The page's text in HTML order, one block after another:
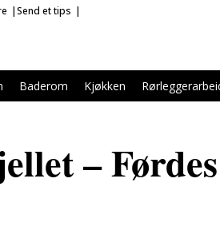
Send et tips
Baderom Kjøkken
–